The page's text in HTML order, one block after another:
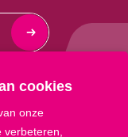
cookies
onze